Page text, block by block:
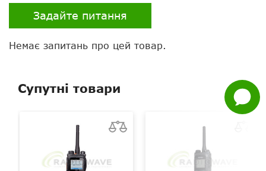
Задати
питання
Задайте питання
Немає запитань про цей товар.
Супутні товари